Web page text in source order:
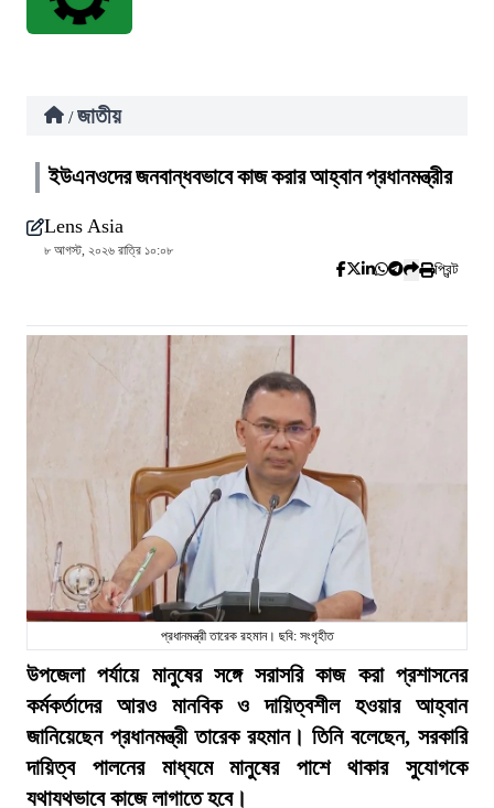
/ জাতীয়
ইউএনওদের জনবান্ধবভাবে কাজ করার আহ্বান প্রধানমন্ত্রীর
Lens Asia
৮ আগস্ট, ২০২৬ রাত্রি ১০:০৮
প্রিন্ট
প্রধানমন্ত্রী তারেক রহমান। ছবি: সংগৃহীত
উপজেলা পর্যায়ে মানুষের সঙ্গে সরাসরি কাজ করা প্রশাসনের
কর্মকর্তাদের আরও মানবিক ও দায়িত্বশীল হওয়ার আহ্বান
জানিয়েছেন প্রধানমন্ত্রী তারেক রহমান। তিনি বলেছেন, সরকারি
দায়িত্ব পালনের মাধ্যমে মানুষের পাশে থাকার সুযোগকে
যথাযথভাবে কাজে লাগাতে হবে।